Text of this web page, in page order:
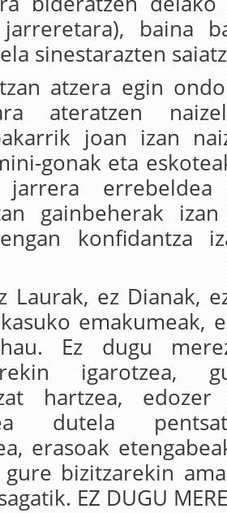
baina
sinestarazten
atzera egin
ateratzen
joan izan
gonak eta
jarrera
gainbeherak
konfidantza
Laurak, ez Dianak,
emakumeak,
Ez dugu
igarotzea,
hartzea, edozer
dutela
erasoak
bizitzarekin
EZ DUGU